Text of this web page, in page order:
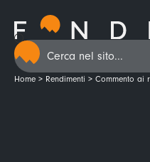
Home > Rendimenti > Commento ai